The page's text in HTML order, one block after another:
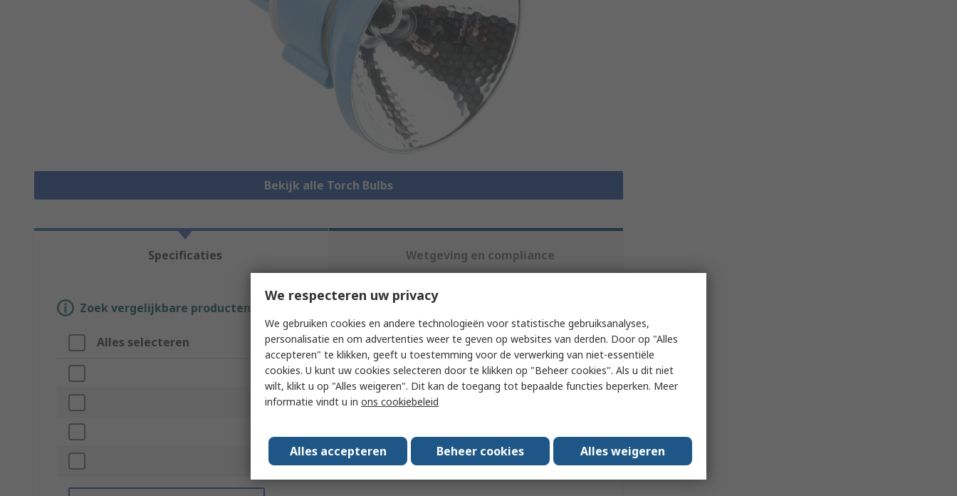
Bekijk alle Torch Bulbs
Specificaties Wetgeving en compliance
Zoek vergelijkbare producten door een of meer kenmerken te selecteren.
Alles selecteren Attribuut Waarde
Merk Peli
Lamp Type
We respecteren uw privacy
We gebruiken cookies en andere technologieën voor statistische gebruiksanalyses,
personalisatie en om advertenties weer te geven op websites van derden. Door op "Alles
accepteren" te klikken, geeft u toestemming voor de verwerking van niet-essentiële
cookies. U kunt uw cookies selecteren door te klikken op "Beheer cookies". Als u dit niet
wilt, klikt u op "Alles weigeren". Dit kan de toegang tot bepaalde functies beperken. Meer
informatie vindt u in ons cookiebeleid
Alles accepteren Beheer cookies Alles weigeren